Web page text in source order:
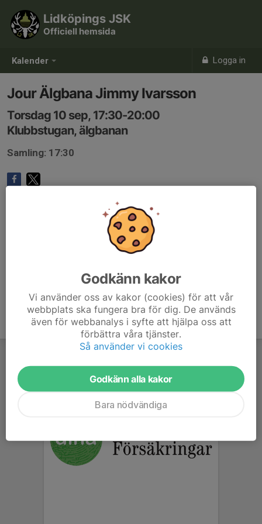
Kalender Logga in
Lidköpings JSK
Officiell hemsida
Jour Älgbana Jimmy Ivarsson
Torsdag 10 sep, 17:30-20:00
Klubbstugan, älgbanan
Samling: 17:30
Godkänn kakor
Vi använder oss av kakor (cookies) för att vår
webbplats ska fungera bra för dig. De används
även för webbanalys i syfte att hjälpa oss att
förbättra våra tjänster.
Så använder vi cookies
Godkänn alla kakor
Bara nödvändiga